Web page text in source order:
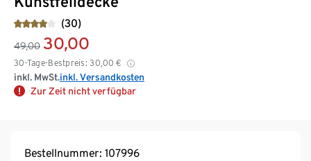
(30)
49,00 30,00
30-Tage-Bestpreis: 30,00 €
inkl. MwSt.inkl. Versandkosten
Zur Zeit nicht verfügbar
Bestellnummer: 107996